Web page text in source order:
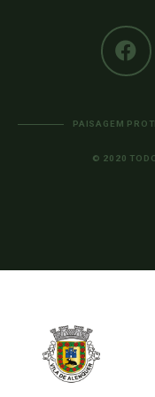
PAISAGEM
© 2020